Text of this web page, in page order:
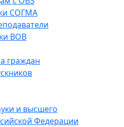
СОГМА
ВОВ
граждан
и высшего
Федерации